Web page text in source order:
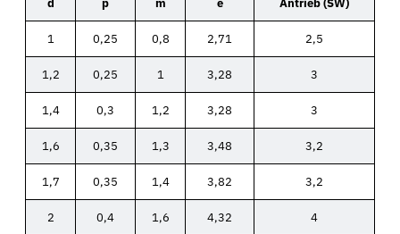
d p m e Antrieb (SW)
1 0,25 0,8 2,71 2,5
1,2 0,25 1 3,28 3
1,4 0,3 1,2 3,28 3
1,6 0,35 1,3 3,48 3,2
1,7 0,35 1,4 3,82 3,2
2 0,4 1,6 4,32 4